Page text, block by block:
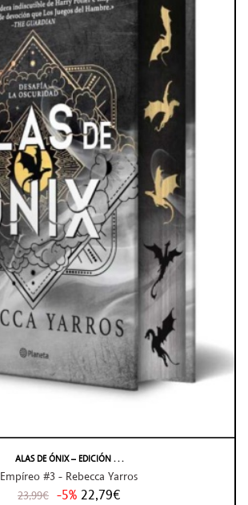
ALAS DE ÓNIX – EDICIÓN . . .
Empíreo #3 - Rebecca Yarros
23,99€ -5% 22,79€